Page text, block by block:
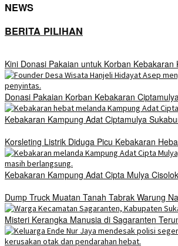
NEWS
BERITA PILIHAN
Kini Donasi Pakaian untuk Korban
Donasi Pakaian Korban Kebakaran
Kebakaran Kampung Adat Ciptamulya
Korsleting Listrik Diduga Picu Kebakaran
Kebakaran Kampung Adat Cipta Mulya
Dump Truck Muatan Tanah Tabrak Warung
Misteri Kerangka Manusia di Sagaranten